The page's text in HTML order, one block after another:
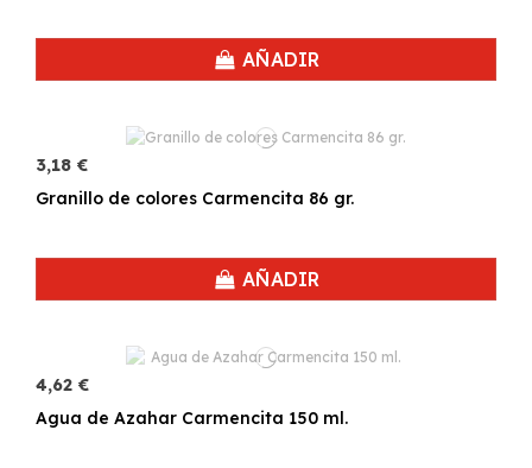
AÑADIR
3,18 €
Granillo de colores Carmencita 86 gr.
AÑADIR
4,62 €
Agua de Azahar Carmencita 150 ml.